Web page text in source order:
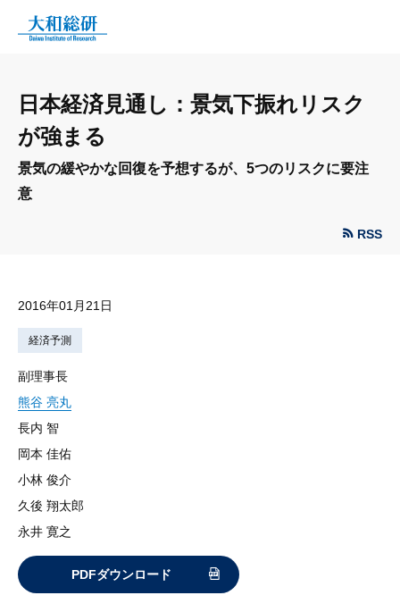
日本経済見通し：景気下振れリスク
が強まる
景気の緩やかな回復を予想するが、5つのリスクに要注
意
RSS
2016年01月21日
経済予測
副理事長
熊谷 亮丸
長内 智
岡本 佳佑
小林 俊介
久後 翔太郎
永井 寛之
PDFダウンロード